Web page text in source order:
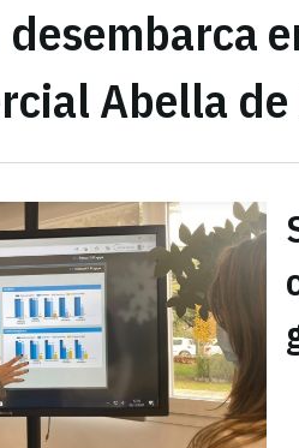
desembarca
Abella de